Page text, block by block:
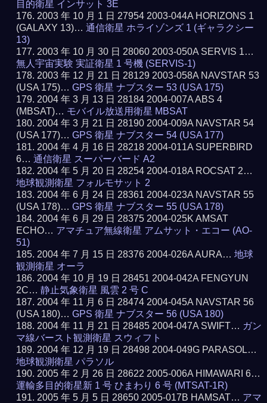
目的衛星 インサット 3E
2003 年 10 月 1 日 27954 2003-044A HORIZONS 1
(GALAXY 13)…通信衛星 ホライゾンズ 1 (ギャラクシー
13)
2003 年 10 月 30 日 28060 2003-050A SERVIS 1…
無人宇宙実験 実証衛星 1 号機 (SERVIS-1)
2003 年 12 月 21 日 28129 2003-058A NAVSTAR 53
(USA 175)…GPS 衛星 ナブスター 53 (USA 175)
2004 年 3 月 13 日 28184 2004-007A ABS 4
(MBSAT)… モバイル放送用衛星 MBSAT
2004 年 3 月 21 日 28190 2004-009A NAVSTAR 54
(USA 177)…GPS 衛星 ナブスター 54 (USA 177)
2004 年 4 月 16 日 28218 2004-011A SUPERBIRD
6…通信衛星 スーパーバード A2
2004 年 5 月 20 日 28254 2004-018A ROCSAT 2…
地球観測衛星 フォルモサット 2
2004 年 6 月 24 日 28361 2004-023A NAVSTAR 55
(USA 178)…GPS 衛星 ナブスター 55 (USA 178)
2004 年 6 月 29 日 28375 2004-025K AMSAT
ECHO… アマチュア無線衛星 アムサット・エコー (AO-
51)
2004 年 7 月 15 日 28376 2004-026A AURA…地球
観測衛星 オーラ
2004 年 10 月 19 日 28451 2004-042A FENGYUN
2C…静止気象衛星 風雲 2 号 C
2004 年 11 月 6 日 28474 2004-045A NAVSTAR 56
(USA 180)…GPS 衛星 ナブスター 56 (USA 180)
2004 年 11 月 21 日 28485 2004-047A SWIFT… ガン
マ線バースト観測衛星 スウィフト
2004 年 12 月 19 日 28498 2004-049G PARASOL…
地球観測衛星 パラソル
2005 年 2 月 26 日 28622 2005-006A HIMAWARI 6…
運輸多目的衛星新 1 号 ひまわり 6 号 (MTSAT-1R)
2005 年 5 月 5 日 28650 2005-017B HAMSAT… アマ